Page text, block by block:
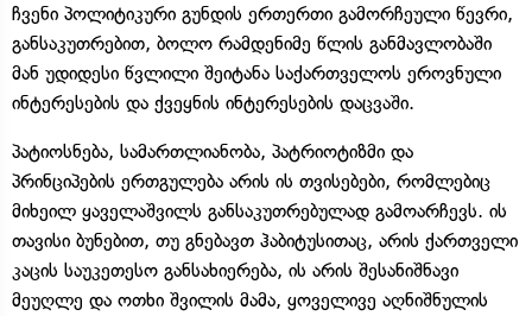
ჩვენი პოლიტიკური გუნდის ერთერთი გამორჩეული წევრი,
განსაკუთრებით, ბოლო რამდენიმე წლის განმავლობაში
მან უდიდესი წვლილი შეიტანა საქართველოს ეროვნული
ინტერესების და ქვეყნის ინტერესების დაცვაში.
პატიოსნება, სამართლიანობა, პატრიოტიზმი და
პრინციპების ერთგულება არის ის თვისებები, რომლებიც
მიხეილ ყაველაშვილს განსაკუთრებულად გამოარჩევს. ის
თავისი ბუნებით, თუ გნებავთ ჰაბიტუსითაც, არის ქართველი
კაცის საუკეთესო განსახიერება, ის არის შესანიშნავი
მეუღლე და ოთხი შვილის მამა, ყოველივე აღნიშნულის